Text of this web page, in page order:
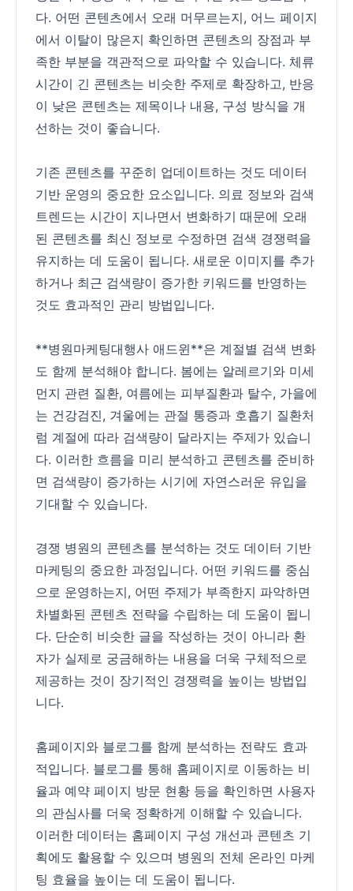
다. 어떤 콘텐츠에서 오래 머무르는지, 어느 페이지
에서 이탈이 많은지 확인하면 콘텐츠의 장점과 부
족한 부분을 객관적으로 파악할 수 있습니다. 체류
시간이 긴 콘텐츠는 비슷한 주제로 확장하고, 반응
이 낮은 콘텐츠는 제목이나 내용, 구성 방식을 개
선하는 것이 좋습니다.
기존 콘텐츠를 꾸준히 업데이트하는 것도 데이터
기반 운영의 중요한 요소입니다. 의료 정보와 검색
트렌드는 시간이 지나면서 변화하기 때문에 오래
된 콘텐츠를 최신 정보로 수정하면 검색 경쟁력을
유지하는 데 도움이 됩니다. 새로운 이미지를 추가
하거나 최근 검색량이 증가한 키워드를 반영하는
것도 효과적인 관리 방법입니다.
**병원마케팅대행사 애드윈**은 계절별 검색 변화
도 함께 분석해야 합니다. 봄에는 알레르기와 미세
먼지 관련 질환, 여름에는 피부질환과 탈수, 가을에
는 건강검진, 겨울에는 관절 통증과 호흡기 질환처
럼 계절에 따라 검색량이 달라지는 주제가 있습니
다. 이러한 흐름을 미리 분석하고 콘텐츠를 준비하
면 검색량이 증가하는 시기에 자연스러운 유입을
기대할 수 있습니다.
경쟁 병원의 콘텐츠를 분석하는 것도 데이터 기반
마케팅의 중요한 과정입니다. 어떤 키워드를 중심
으로 운영하는지, 어떤 주제가 부족한지 파악하면
차별화된 콘텐츠 전략을 수립하는 데 도움이 됩니
다. 단순히 비슷한 글을 작성하는 것이 아니라 환
자가 실제로 궁금해하는 내용을 더욱 구체적으로
제공하는 것이 장기적인 경쟁력을 높이는 방법입
니다.
홈페이지와 블로그를 함께 분석하는 전략도 효과
적입니다. 블로그를 통해 홈페이지로 이동하는 비
율과 예약 페이지 방문 현황 등을 확인하면 사용자
의 관심사를 더욱 정확하게 이해할 수 있습니다.
이러한 데이터는 홈페이지 구성 개선과 콘텐츠 기
획에도 활용할 수 있으며 병원의 전체 온라인 마케
팅 효율을 높이는 데 도움이 됩니다.